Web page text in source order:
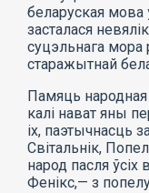
беларуская мова
засталася
суцэльнага мора
старажытнай
Памяць народная
калі нават яны
іх, паэтычнасць
Світальнік,
народ пасля ўсіх
Фенікс,— з